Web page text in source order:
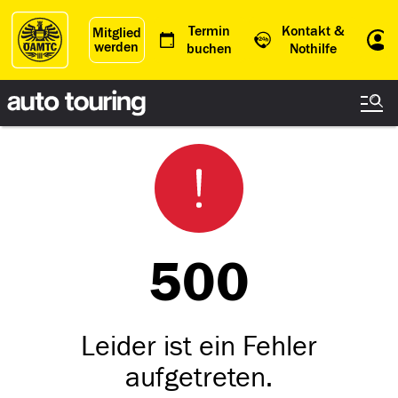
Mitglied
werden
Termin
buchen
Kontakt &
Nothilfe
500
Leider ist ein Fehler
aufgetreten.